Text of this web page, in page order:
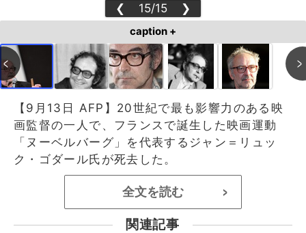
❮ 15/15 ❯
caption +
【9月13日 AFP】20世紀で最も影響力のある映
画監督の一人で、フランスで誕生した映画運動
「ヌーベルバーグ」を代表するジャン＝リュッ
ク・ゴダール氏が死去した。
全文を読む >
関連記事